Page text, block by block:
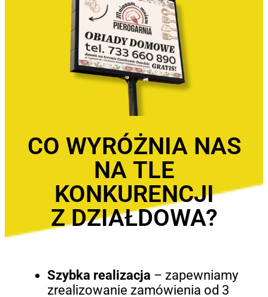
CO WYRÓŻNIA NAS
NA TLE
KONKURENCJI
Z DZIAŁDOWA?
Szybka realizacja – zapewniamy
zrealizowanie zamówienia od 3